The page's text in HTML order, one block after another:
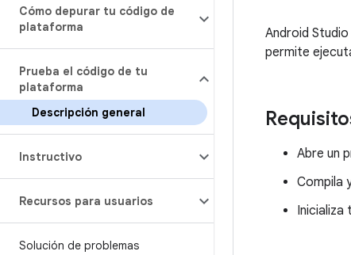
Cómo depurar tu código de
plataforma
Prueba el código de tu
plataforma
Descripción general
Instructivo
Recursos para usuarios
Solución de problemas
Android
permite
Abre un
Compila
Inicializa